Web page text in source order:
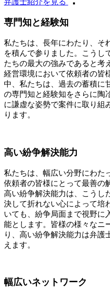
専門知と経験知
私たちは、長年にわたり、そ
を積んで参りました。こうし
たちの最大の強みであると考
経営環境において依頼者の皆
中、私たちは、過去の蓄積に
の専門知と経験知をさらに陶
に謙虚な姿勢で案件に取り組
ります。
高い紛争解決能力
私たちは、幅広い分野にわた
依頼者の皆様にとって最善の
高い紛争解決能力は、こうし
決して折れない心によって培
いても、紛争局面まで視野に
能とします。皆様の様々なニ
り、高い紛争解決能力は弁護
えます。
幅広いネットワーク